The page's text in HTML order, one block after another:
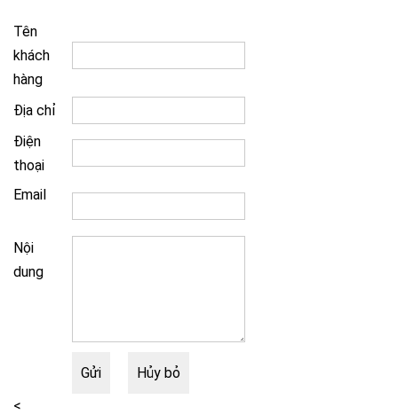
Tên
khách
hàng
Địa chỉ
Điện
thoại
Email
Nội
dung
<